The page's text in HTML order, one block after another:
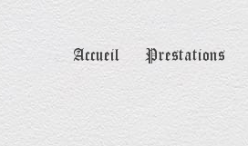
Accueil Prestations